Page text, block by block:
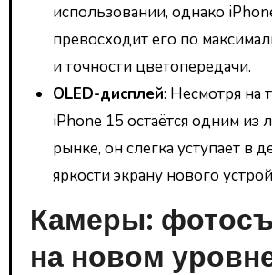
использовании, однако
превосходит его по
и точности цветопередачи.
OLED-дисплей: Несмотря на
iPhone 15 остаётся одним из
рынке, он слегка уступает в
яркости экрану нового
Камеры:
на новом